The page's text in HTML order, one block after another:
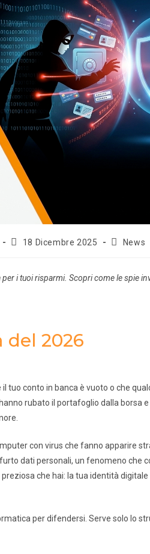
18 Dicembre 2025 News
i tuoi risparmi. Scopri come le spie
del 2026
tuo conto in banca è vuoto o che
rubato il portafoglio dalla borsa
con virus che fanno apparire
dati personali, un fenomeno che
che hai: la tua identità
per difendersi. Serve solo lo